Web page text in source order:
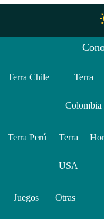
Terra Chile Terra
Colombia
Terra Perú Terra
USA
Juegos Otras